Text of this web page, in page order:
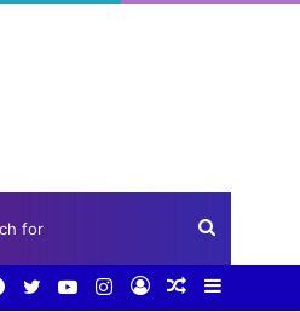
Search
for
Sidebar
Random
Log
Instagram
YouTube
Twitter
Facebook